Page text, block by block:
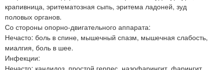
крапивница, эритематозная сыпь, эритема ладоней, зуд
половых органов.
Со стороны опорно-двигательного аппарата:
Нечасто: боль в спине, мышечный спазм, мышечная слабость,
миалгия, боль в шее.
Инфекции:
Нечасто: кандидоз, простой герпес, назофарингит, фарингит,